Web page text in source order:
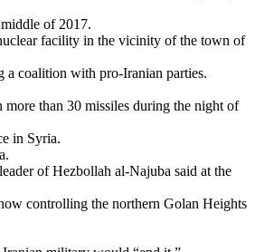
of 2017.
facility in the vicinity of the town of
a coalition with pro-Iranian parties.
more than 30 missiles during the night of
in Syria.
.
of Hezbollah al-Najuba said at the
controlling the northern Golan Heights